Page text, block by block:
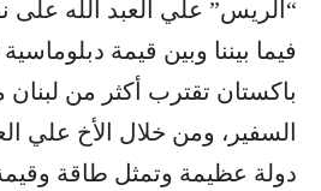
“الريس” علي العبد الله على
فيما بيننا وبين قيمة
باكستان تقترب أكثر من
السفير، ومن خلال الأخ علي
دولة عظيمة وتمثل طاقة